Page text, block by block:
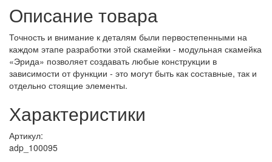
Описание товара
Точность и внимание к деталям были первостепенными на
каждом этапе разработки этой скамейки - модульная скамейка
«Эрида» позволяет создавать любые конструкции в
зависимости от функции - это могут быть как составные, так и
отдельно стоящие элементы.
Характеристики
Артикул:
adp_100095